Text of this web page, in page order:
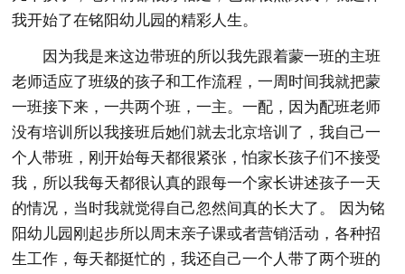
我开始了在铭阳幼儿园的精彩人生。
因为我是来这边带班的所以我先跟着蒙一班的主班
老师适应了班级的孩子和工作流程，一周时间我就把蒙
一班接下来，一共两个班，一主。一配，因为配班老师
没有培训所以我接班后她们就去北京培训了，我自己一
个人带班，刚开始每天都很紧张，怕家长孩子们不接受
我，所以我每天都很认真的跟每一个家长讲述孩子一天
的情况，当时我就觉得自己忽然间真的长大了。 因为铭
阳幼儿园刚起步所以周末亲子课或者营销活动，各种招
生工作，每天都挺忙的，我还自己一个人带了两个班的